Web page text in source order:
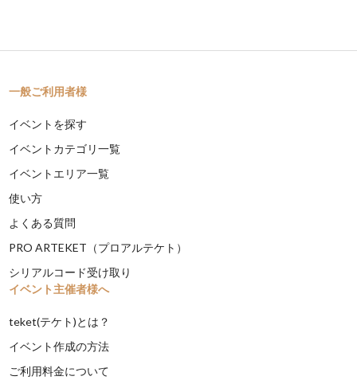
一般ご利用者様
イベントを探す
イベントカテゴリ一覧
イベントエリア一覧
使い方
よくある質問
PRO ARTEKET（プロアルテケト）
シリアルコード受け取り
イベント主催者様へ
teket(テケト)とは？
イベント作成の方法
ご利用料金について